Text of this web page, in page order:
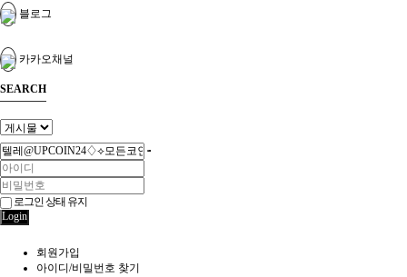
블로그
카카오채널
SEARCH
로그인 상태 유지
Login
회원가입
아이디/비밀번호 찾기